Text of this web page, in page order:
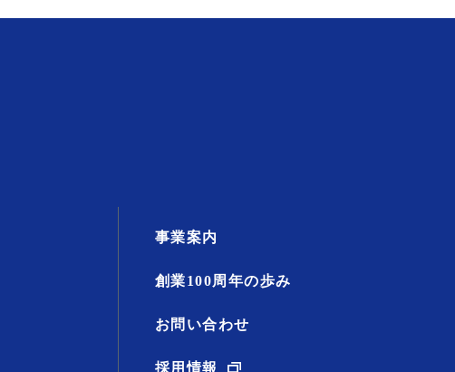
事業案内
創業100周年の歩み
お問い合わせ
採用情報